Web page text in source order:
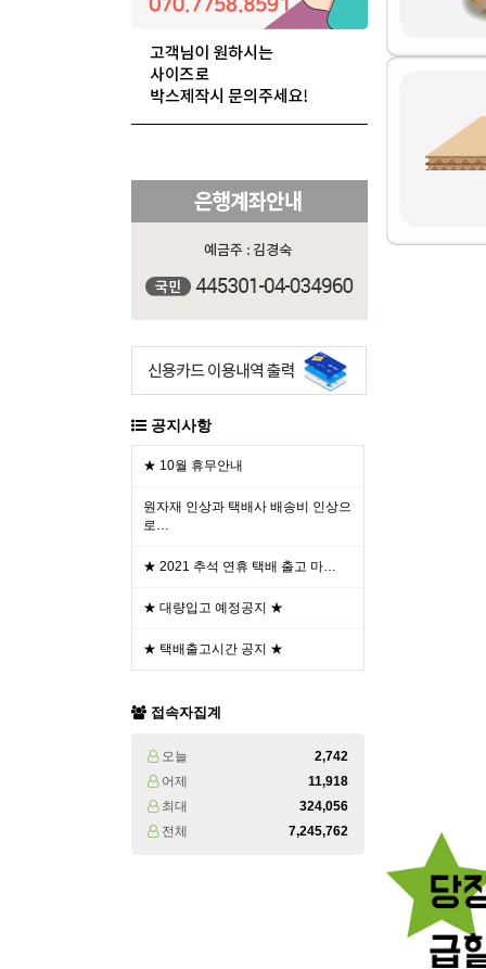
공지사항
★ 10월 휴무안내
원자재 인상과 택배사 배송비 인상으
로…
★ 2021 추석 연휴 택배 출고 마…
★ 대량입고 예정공지 ★
★ 택배출고시간 공지 ★
접속자집계
오늘
2,742
어제
11,918
최대
324,056
전체
7,245,762